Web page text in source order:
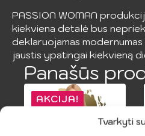
Tvarkyti
PASSION WOMAN
kiekviena detalė bus
deklaruojamas
jaustis ypatingai kiekvieną
Panašūs
AKCIJA!